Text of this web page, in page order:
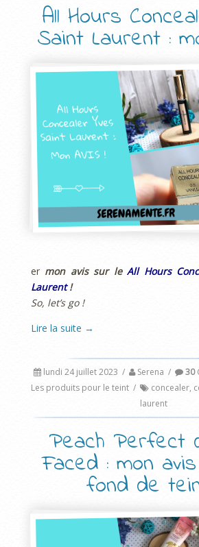
All Hours
Saint Laurent :
er mon avis sur leAll Hours
Laurent!
So, let’s go !
Lire la suite →
lundi 24 juillet 2023 / Serena / 30
Les produits pour le teint / concealer,
laurent
Peach Perfect
Faced : mon
fond de